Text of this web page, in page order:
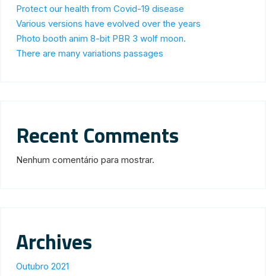
Protect our health from Covid-19 disease
Various versions have evolved over the years
Photo booth anim 8-bit PBR 3 wolf moon.
There are many variations passages
Recent Comments
Nenhum comentário para mostrar.
Archives
Outubro 2021